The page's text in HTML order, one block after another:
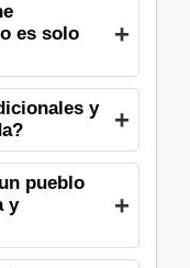
es solo
y
pueblo
y